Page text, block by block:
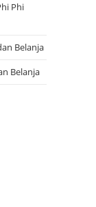
Phi
Belanja
Belanja